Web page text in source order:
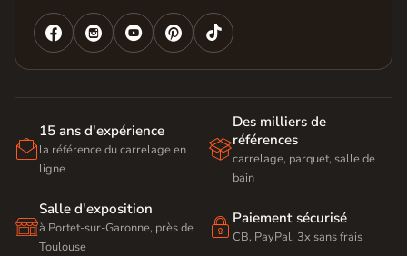
   

15 ans d'expérience
la référence du carrelage en
ligne

Des milliers de
références
carrelage, parquet, salle de
bain

Salle d'exposition
à Portet-sur-Garonne, près de
Toulouse
 Paiement sécurisé
CB, PayPal, 3x sans frais